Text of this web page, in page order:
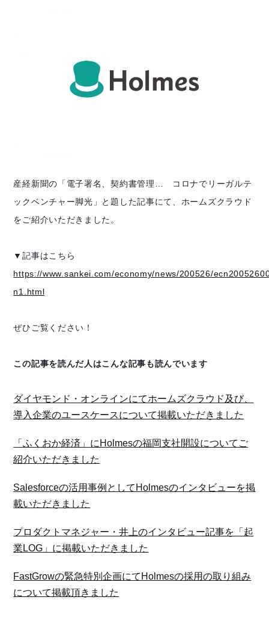
産経新聞の「電子署名、契約書管理… コロナでリーガルテ
ックベンチャー脚光」と題した記事にて、ホームズクラウド
をご紹介いただきました。
▼記事はこちら
https://www.sankei.com/economy/news/200526/
n1.html
ぜひご覧ください！
この記事を読んだ人はこんな記事も読んでいます
ダイヤモンド・オンラインにてホームズクラウド及び、
導入企業のユースケースについて掲載いただきました
「ふくおか経済」にHolmesの福岡支社開設についてご
紹介いただきました
Salesforceの活用事例としてHolmesのインタビューを掲
載いただきました
プロダクトマネジャー・井上のインタビュー記事を「起
業LOG」に掲載いただきました
FastGrowの緊急特別企画にてHolmesの採用の取り組み
について掲載頂きました